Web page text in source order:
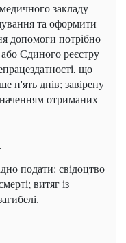
закладу
та оформити
допомоги потрібно
або Єдиного реєстру
що
п'ять днів; завірену
отриманих
подати: свідоцтво
витяг із